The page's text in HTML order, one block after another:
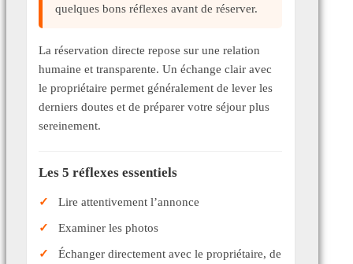
quelques bons réflexes avant de réserver.
La réservation directe repose sur une relation
humaine et transparente. Un échange clair avec
le propriétaire permet généralement de lever les
derniers doutes et de préparer votre séjour plus
sereinement.
Les 5 réflexes essentiels
Lire attentivement l’annonce
Examiner les photos
Échanger directement avec le propriétaire, de